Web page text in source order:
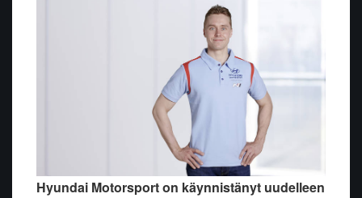
Hyundai Motorsport on käynnistänyt uudelleen